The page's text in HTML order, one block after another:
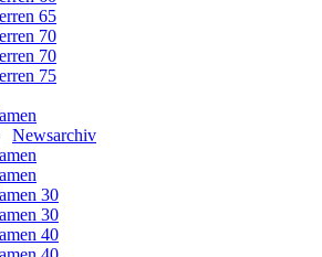
65
70
70
75
Newsarchiv
30
30
40